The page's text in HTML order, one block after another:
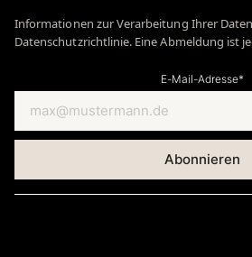
Informationen zur Verarbeitung Ihrer
Datenschutzrichtlinie. Eine Abmeldung ist
E-Mail-Adresse*